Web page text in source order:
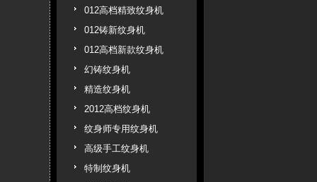
012高档精致纹身机
012铸新纹身机
012高档新款纹身机
幻铸纹身机
精造纹身机
2012高档纹身机
纹身师专用纹身机
高级手工纹身机
特制纹身机